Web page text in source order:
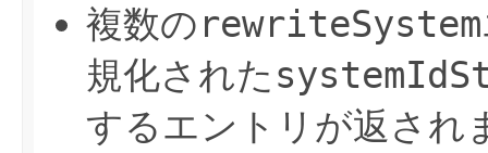
複数の rewriteSystem
規化された
するエントリが返され